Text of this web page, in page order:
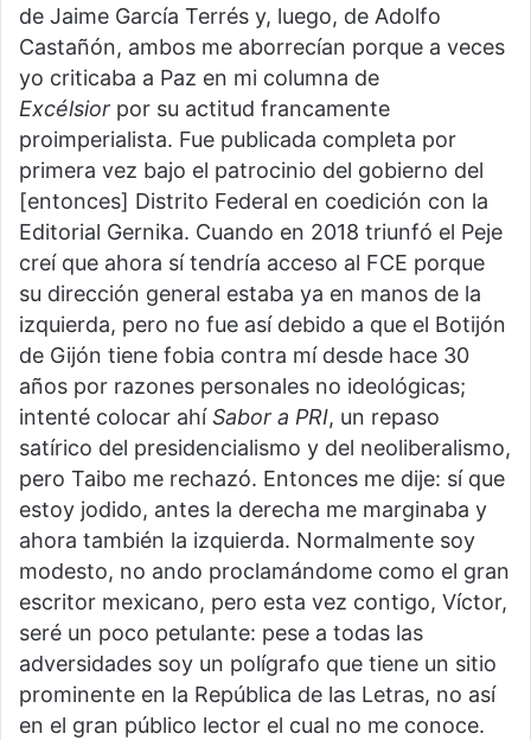
de Jaime García Terrés y, luego, de Adolfo
Castañón, ambos me aborrecían porque a veces
yo criticaba a Paz en mi columna de
Excélsior por su actitud francamente
proimperialista. Fue publicada completa por
primera vez bajo el patrocinio del gobierno del
[entonces] Distrito Federal en coedición con la
Editorial Gernika. Cuando en 2018 triunfó el Peje
creí que ahora sí tendría acceso al FCE porque
su dirección general estaba ya en manos de la
izquierda, pero no fue así debido a que el Botijón
de Gijón tiene fobia contra mí desde hace 30
años por razones personales no ideológicas;
intenté colocar ahíSabor a PRI, un repaso
satírico del presidencialismo y del neoliberalismo,
pero Taibo me rechazó. Entonces me dije: sí que
estoy jodido, antes la derecha me marginaba y
ahora también la izquierda. Normalmente soy
modesto, no ando proclamándome como el gran
escritor mexicano, pero esta vez contigo, Víctor,
seré un poco petulante: pese a todas las
adversidades soy un polígrafo que tiene un sitio
prominente en la República de las Letras, no así
en el gran público lector el cual no me conoce.